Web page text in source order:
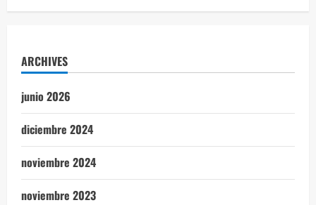
ARCHIVES
junio 2026
diciembre 2024
noviembre 2024
noviembre 2023